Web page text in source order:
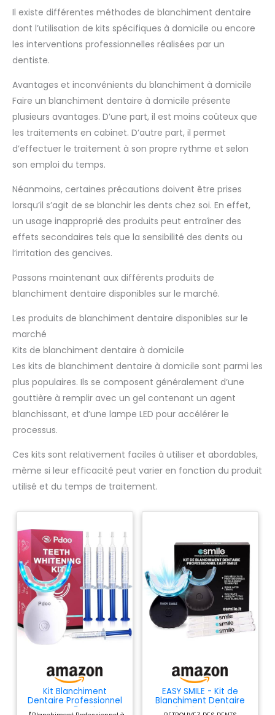
Il existe différentes méthodes de blanchiment dentaire
dont l’utilisation de kits spécifiques à domicile ou encore
les interventions professionnelles réalisées par un
dentiste.
Avantages et inconvénients du blanchiment à domicile
Faire un blanchiment dentaire à domicile présente
plusieurs avantages. D’une part, il est moins coûteux que
les traitements en cabinet. D’autre part, il permet
d’effectuer le traitement à son propre rythme et selon
son emploi du temps.
Néanmoins, certaines précautions doivent être prises
lorsqu’il s’agit de se blanchir les dents chez soi. En effet,
un usage inapproprié des produits peut entraîner des
effets secondaires tels que la sensibilité des dents ou
l’irritation des gencives.
Passons maintenant aux différents produits de
blanchiment dentaire disponibles sur le marché.
Les produits de blanchiment dentaire disponibles sur le
marché
Kits de blanchiment dentaire à domicile
Les kits de blanchiment dentaire à domicile sont parmi les
plus populaires. Ils se composent généralement d’une
gouttière à remplir avec un gel contenant un agent
blanchissant, et d’une lampe LED pour accélérer le
processus.
Ces kits sont relativement faciles à utiliser et abordables,
même si leur efficacité peut varier en fonction du produit
utilisé et du temps de traitement.
Kit Blanchiment
Dentaire Professionnel
avec LED - 5 Gels PAP+
EASY SMILE - Kit de
Blanchiment Dentaire
Professionnel avec